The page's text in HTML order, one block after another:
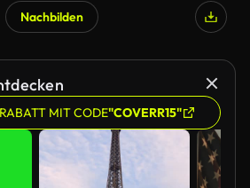
Nachbilden
MIT CODE"COVERR15"